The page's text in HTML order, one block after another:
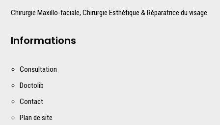
Chirurgie Maxillo-faciale, Chirurgie Esthétique & Réparatrice du visage
Informations
Consultation
Doctolib
Contact
Plan de site